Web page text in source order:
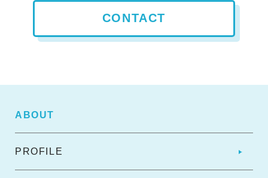
CONTACT
ABOUT
PROFILE